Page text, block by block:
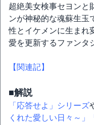
超絶美女検事セヨンと
ンが神秘的な魂蘇生玉
性とイケメンに生まれ
愛を更新するファンタ
【関連記】
■解説
「応答せよ」シリーズ
くれた愛しい日々～」